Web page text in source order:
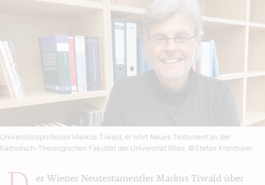
Universitätsprofessor Markus Tiwald, er lehrt Neues Testament an der
Katholisch-Theologischen Fakultät der Universität Wien. ©Stefan Kronthaler
er Wiener Neutestamentler Markus Tiwald über